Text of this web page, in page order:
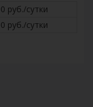
руб./сутки
руб./сутки